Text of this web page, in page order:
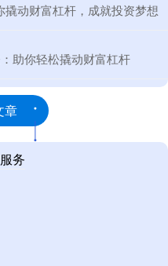
动财富杠杆，成就投资梦想
助你轻松撬动财富杠杆
章
务